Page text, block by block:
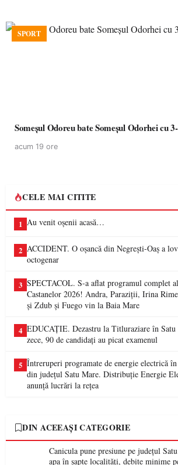
SPORT
Someșul Odoreu bate Someșul Odorhei cu
acum 19 ore
CELE MAI CITITE
1 Au venit oșenii acasă…
2 ACCIDENT. O oșancă din Negrești-Oaș a
octogenar
3 SPECTACOL. S-a aflat programul complet
Castanelor 2026! Andra, Paraziții, Irina
și Zdub și Fuego vin la Baia Mare
4 EDUCAȚIE. Dezastru la Titluraziare în
zece, 90 de candidați au picat examenul
5 Întreruperi programate de energie electrică
din județul Satu Mare. Distribuție Energie
anunță lucrări la rețea
DIN ACEEAȘI CATEGORIE
Canicula pune presiune pe județul
apa în șapte localități, debite minime